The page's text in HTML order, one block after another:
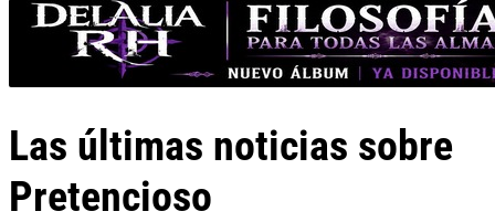
Las últimas noticias sobre
Pretencioso